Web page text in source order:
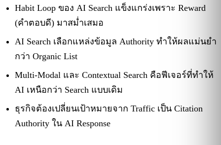
Habit Loop ของ AI Search แข็งแกร่งเพราะ Reward
(คำตอบดี) มาสม่ำเสมอ
AI Search เลือกแหล่งข้อมูล Authority ทำให้ผลแม่นยำ
กว่า Organic List
Multi-Modal และ Contextual Search คือฟีเจอร์ที่ทำให้
AI เหนือกว่า Search แบบเดิม
ธุรกิจต้องเปลี่ยนเป้าหมายจาก Traffic เป็น Citation
Authority ใน AI Response